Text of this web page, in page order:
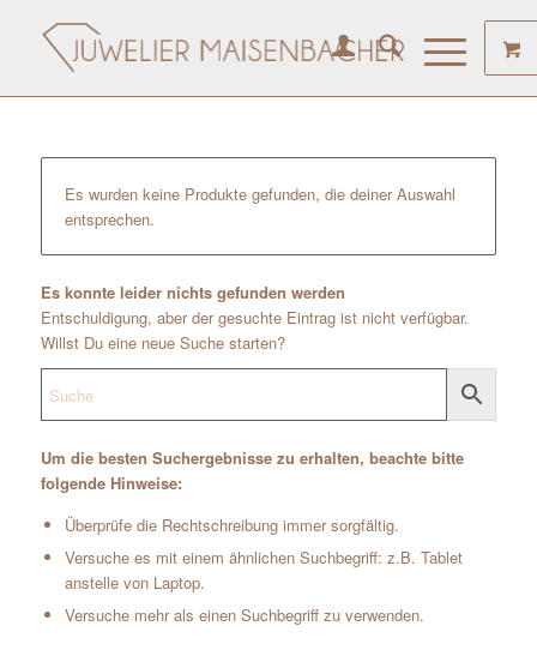
Es wurden keine Produkte gefunden, die deiner Auswahl
entsprechen.
Es konnte leider nichts gefunden werden
Entschuldigung, aber der gesuchte Eintrag ist nicht verfügbar.
Willst Du eine neue Suche starten?
Um die besten Suchergebnisse zu erhalten, beachte bitte
folgende Hinweise:
Überprüfe die Rechtschreibung immer sorgfältig.
Versuche es mit einem ähnlichen Suchbegriff: z.B. Tablet
anstelle von Laptop.
Versuche mehr als einen Suchbegriff zu verwenden.